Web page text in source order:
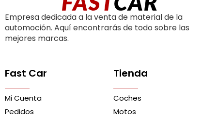
Empresa dedicada a la venta de material de la
automoción. Aquí encontrarás de todo sobre las
mejores marcas.
Fast Car
Mi Cuenta
Pedidos
Tienda
Coches
Motos